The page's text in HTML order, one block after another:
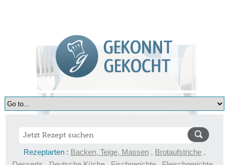
Rezeptarten : Backen, Teige, Massen , Brotaufstriche ,